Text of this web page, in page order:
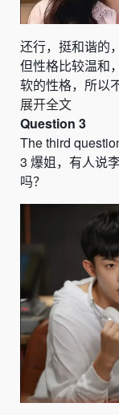
还行， 挺和谐的
但性格比较温和
软的性格，所以
展开全文
Question 3
The third
3 爆姐，有人说
吗？